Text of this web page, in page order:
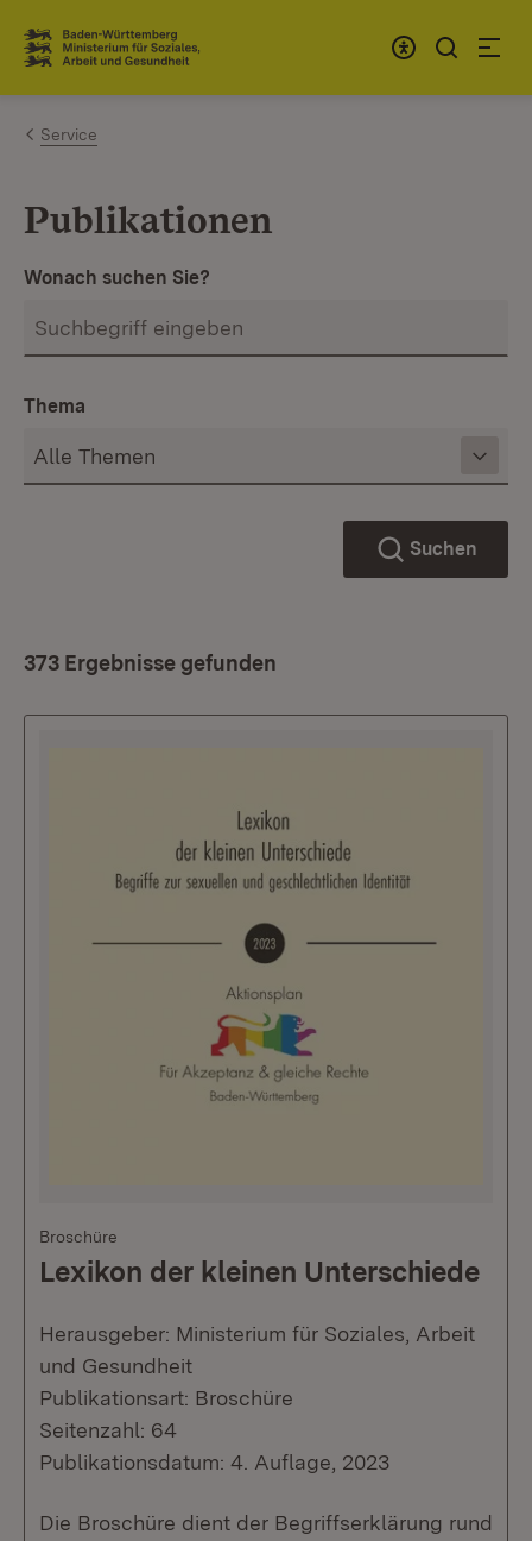
Zum Inhalt springen
Link zur Startseite
Service
Publikationen
Wonach suchen Sie?
Thema
Suchen
373 Ergebnisse gefunden
Broschüre
Lexikon der kleinen Unterschiede
Herausgeber: Ministerium für Soziales, Arbeit
und Gesundheit
Publikationsart: Broschüre
Seitenzahl: 64
Publikationsdatum: 4. Auflage, 2023
Die Broschüre dient der Begriffserklärung rund